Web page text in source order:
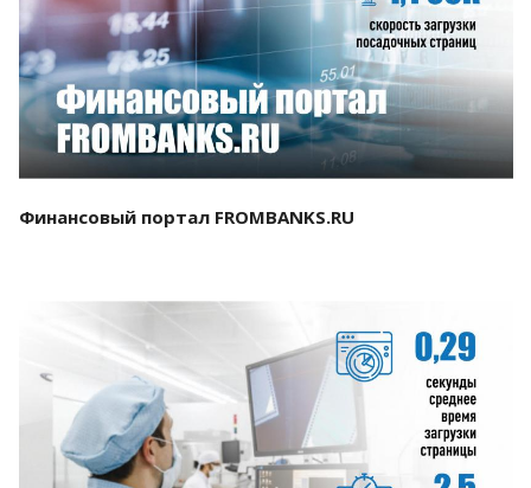
Смотреть проект
Финансовый портал FROMBANKS.RU